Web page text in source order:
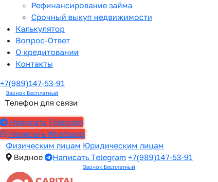
Рефинансирование займа
Срочный выкуп недвижимости
Калькулятор
Вопрос-Ответ
О кредитовании
Контакты
+7(989)147-53-91
Звонок Бесплатный
Телефон для связи
Написать Telegram
Написать Whatsapp
Физическим лицам Юридическим лицам
Видное
Написать Telegram +7(989)147-53-91
Звонок Бесплатный